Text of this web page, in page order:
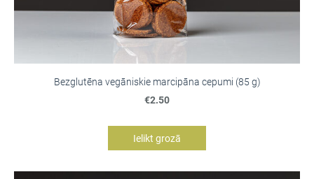
Bezglutēna vegāniskie marcipāna cepumi (85 g)
€2.50
Ielikt grozā